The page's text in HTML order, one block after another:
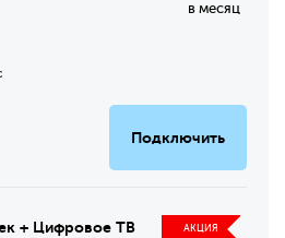
в месяц
Подключить
+ Цифровое ТВ АКЦИЯ